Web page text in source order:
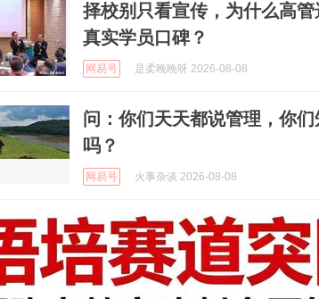
择校别只看宣传，为什么高
真实学员口碑？
网易号 是柔晚晚呀 2026-08-08
问：你们天天都说管理，你
吗？
网易号 火事杂谈 2026-08-08